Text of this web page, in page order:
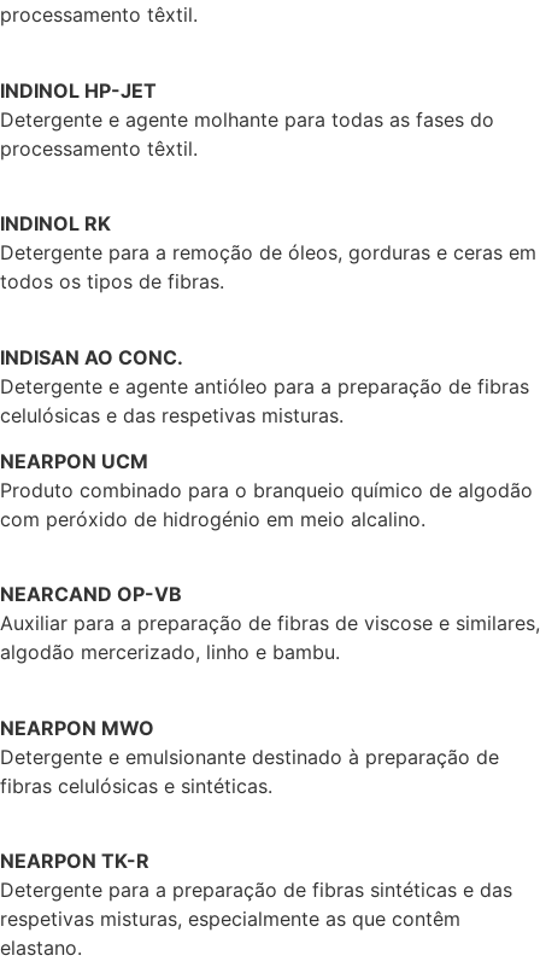
processamento têxtil.
INDINOL HP-JET
Detergente e agente molhante para todas as fases do
processamento têxtil.
INDINOL RK
Detergente para a remoção de óleos, gorduras e ceras em
todos os tipos de fibras.
INDISAN AO CONC.
Detergente e agente antióleo para a preparação de fibras
celulósicas e das respetivas misturas.
NEARPON UCM
Produto combinado para o branqueio químico de algodão
com peróxido de hidrogénio em meio alcalino.
NEARCAND OP-VB
Auxiliar para a preparação de fibras de viscose e similares,
algodão mercerizado, linho e bambu.
NEARPON MWO
Detergente e emulsionante destinado à preparação de
fibras celulósicas e sintéticas.
NEARPON TK-R
Detergente para a preparação de fibras sintéticas e das
respetivas misturas, especialmente as que contêm
elastano.